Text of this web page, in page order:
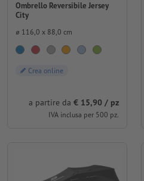
Ombrello Reversibile Jersey
City
⌀ 116,0 x 88,0 cm
Crea online
a partire da € 15,90 / pz
IVA inclusa per 500 pz.